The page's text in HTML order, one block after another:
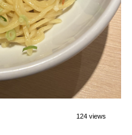
124 views